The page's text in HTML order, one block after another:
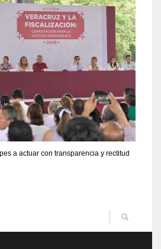
a actuar con transparencia y rectitud